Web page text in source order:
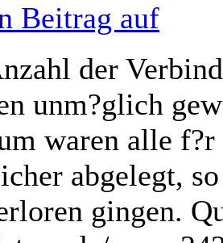
Beitrag auf
der
unm?glich
waren alle f?r
abgelegt,
gingen.